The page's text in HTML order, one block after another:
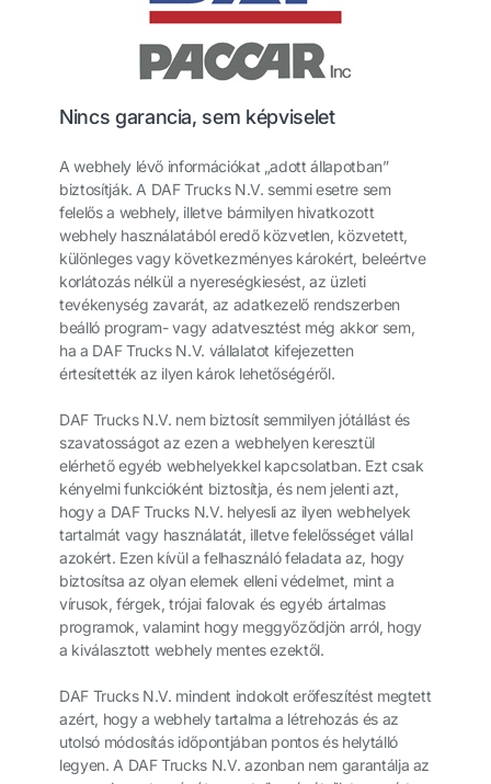
Nincs garancia, sem képviselet
A webhely lévő információkat „adott állapotban”
biztosítják. A DAF Trucks N.V. semmi esetre sem
felelős a webhely, illetve bármilyen hivatkozott
webhely használatából eredő közvetlen, közvetett,
különleges vagy következményes károkért, beleértve
korlátozás nélkül a nyereségkiesést, az üzleti
tevékenység zavarát, az adatkezelő rendszerben
beálló program- vagy adatvesztést még akkor sem,
ha a DAF Trucks N.V. vállalatot kifejezetten
értesítették az ilyen károk lehetőségéről.
DAF Trucks N.V. nem biztosít semmilyen jótállást és
szavatosságot az ezen a webhelyen keresztül
elérhető egyéb webhelyekkel kapcsolatban. Ezt csak
kényelmi funkcióként biztosítja, és nem jelenti azt,
hogy a DAF Trucks N.V. helyesli az ilyen webhelyek
tartalmát vagy használatát, illetve felelősséget vállal
azokért. Ezen kívül a felhasználó feladata az, hogy
biztosítsa az olyan elemek elleni védelmet, mint a
vírusok, férgek, trójai falovak és egyéb ártalmas
programok, valamint hogy meggyőződjön arról, hogy
a kiválasztott webhely mentes ezektől.
DAF Trucks N.V. mindent indokolt erőfeszítést megtett
azért, hogy a webhely tartalma a létrehozás és az
utolsó módosítás időpontjában pontos és helytálló
legyen. A DAF Trucks N.V. azonban nem garantálja az